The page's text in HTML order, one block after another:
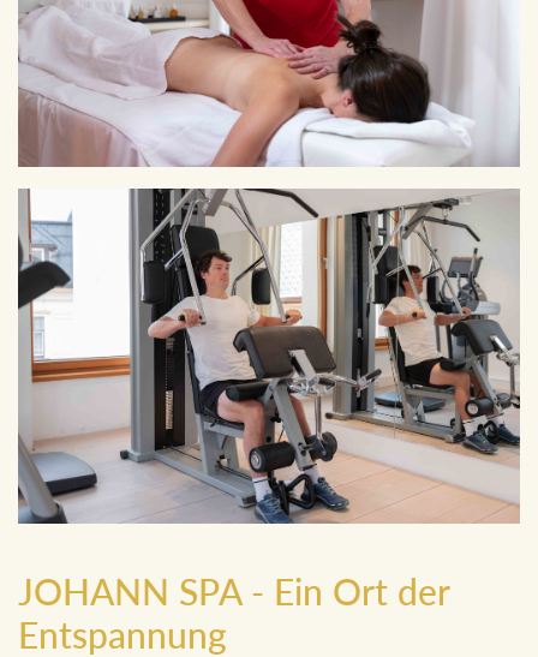
JOHANN SPA - Ein Ort der
Entspannung